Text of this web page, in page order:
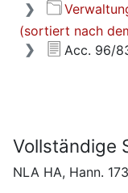
(sortiert nach
Acc. 96/
Vollständige
NLA HA, Hann.